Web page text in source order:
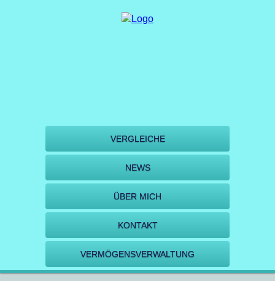
VERGLEICHE
NEWS
ÜBER MICH
KONTAKT
VERMÖGENSVERWALTUNG